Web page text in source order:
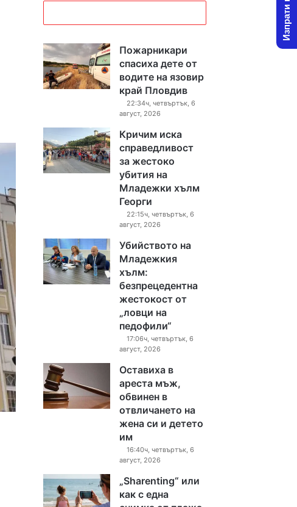
Пожарникари
спасиха дете от
водите на язовир
край Пловдив
22:34ч, четвъртък, 6
август, 2026
Кричим иска
справедливост
за жестоко
убития на
Младежки хълм
Георги
22:15ч, четвъртък, 6
август, 2026
Убийството на
Младежкия
хълм:
безпрецедентна
жестокост от
„ловци на
педофили“
17:06ч, четвъртък, 6
август, 2026
Оставиха в
ареста мъж,
обвинен в
отвличането на
жена си и детето
им
16:40ч, четвъртък, 6
август, 2026
„Sharenting“ или
как с една